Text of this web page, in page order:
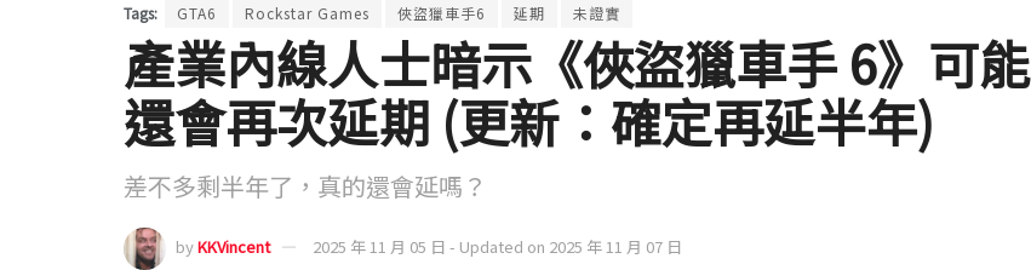
Tags: GTA6 Rockstar Games 俠盜獵車手6 延期 未證實
產業內線人士暗示《俠盜獵車手 6》可能
還會再次延期 (更新：確定再延半年)
差不多剩半年了，真的還會延嗎？
byKKVincent
2025 年 11 月 05 日 - Updated on 2025 年 11 月 07 日